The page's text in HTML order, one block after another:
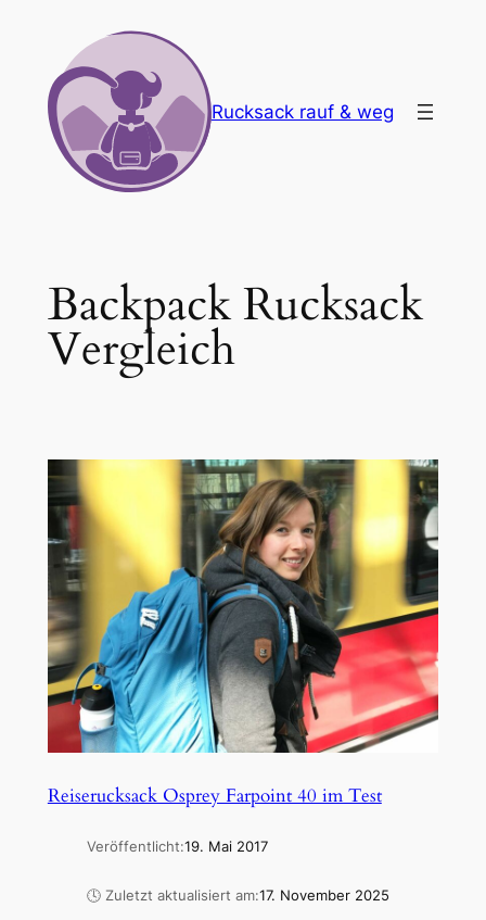
springen
Rucksack rauf & weg
Backpack Rucksack
Vergleich
Reiserucksack Osprey Farpoint 40 im Test
Veröffentlicht:19. Mai 2017
🕓 Zuletzt aktualisiert am:17. November 2025